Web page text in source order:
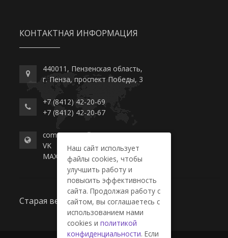
КОНТАКТНАЯ ИНФОРМАЦИЯ
440011, Пензенская область,
г. Пенза, проспект Победы, 3
+7 (8412) 42-20-69
+7 (8412) 42-20-67
commerce-college.ru
VK
MAX
Старая версия сайта
Наш сайт использует
файлы cookies, чтобы
улучшить работу и
повысить эффективность
сайта. Продолжая работу с
сайтом, вы соглашаетесь с
использованием нами
cookies и политикой
конфиденциальности. Если